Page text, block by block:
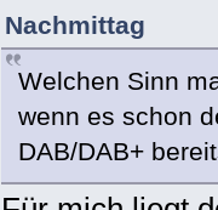
Nachmittag
Welchen Sinn
wenn es schon
DAB/DAB+